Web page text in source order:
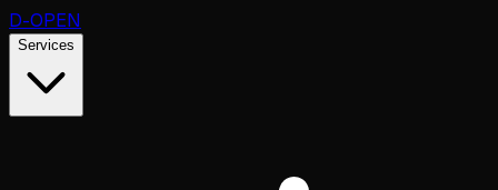
D-OPEN
Services